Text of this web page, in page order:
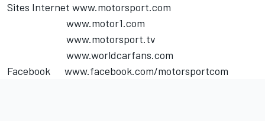
Sites Internet www.motorsport.com
www.motor1.com
www.motorsport.tv
www.worldcarfans.com
Facebook www.facebook.com/motorsportcom